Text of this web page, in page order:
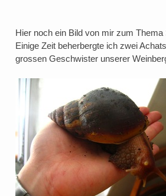
Hier noch ein Bild von mir zum Thema
Einige Zeit beherbergte ich zwei
grossen Geschwister unserer